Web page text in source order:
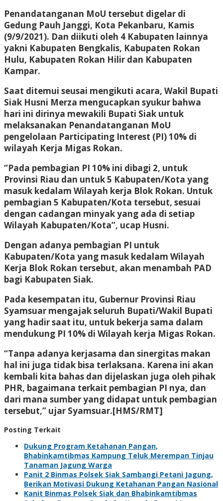
Penandatanganan MoU tersebut digelar di
Gedung Pauh Janggi, Kota Pekanbaru, Kamis
(9/9/2021). Dan diikuti oleh 4 Kabupaten lainnya
yakni Kabupaten Bengkalis, Kabupaten Rokan
Hulu, Kabupaten Rokan Hilir dan Kabupaten
Kampar.
Saat ditemui seusai mengikuti acara, Wakil Bupati
Siak Husni Merza mengucapkan syukur bahwa
hari ini dirinya mewakili Bupati Siak untuk
melaksanakan Penandatanganan MoU
pengelolaan Participating Interest (PI) 10% di
wilayah Kerja Migas Rokan.
“Pada pembagian PI 10% ini dibagi 2, untuk
Provinsi Riau dan untuk 5 Kabupaten/Kota yang
masuk kedalam Wilayah kerja Blok Rokan. Untuk
pembagian 5 Kabupaten/Kota tersebut, sesuai
dengan cadangan minyak yang ada di setiap
Wilayah Kabupaten/Kota”, ucap Husni.
Dengan adanya pembagian PI untuk
Kabupaten/Kota yang masuk kedalam Wilayah
Kerja Blok Rokan tersebut, akan menambah PAD
bagi Kabupaten Siak.
Pada kesempatan itu, Gubernur Provinsi Riau
Syamsuar mengajak seluruh Bupati/Wakil Bupati
yang hadir saat itu, untuk bekerja sama dalam
mendukung PI 10% di Wilayah kerja Migas Rokan.
“Tanpa adanya kerjasama dan sinergitas makan
hal ini juga tidak bisa terlaksana. Karena ini akan
kembali kita bahas dan dijelaskan juga oleh pihak
PHR, bagaimana terkait pembagian PI nya, dan
dari mana sumber yang didapat untuk pembagian
tersebut,” ujar Syamsuar.[HMS/RMT]
Posting Terkait
Dukung Program Ketahanan Pangan,
Bhabinkamtibmas Kampung Teluk Merempan Tinjau
Tanaman Jagung Warga
Panit 2 Binmas Polsek Siak Sambangi Petani Jagung,
Berikan Motivasi Dukung Ketahanan Pangan Nasional
Kanit Binmas Polsek Siak dan Bhabinkamtibmas